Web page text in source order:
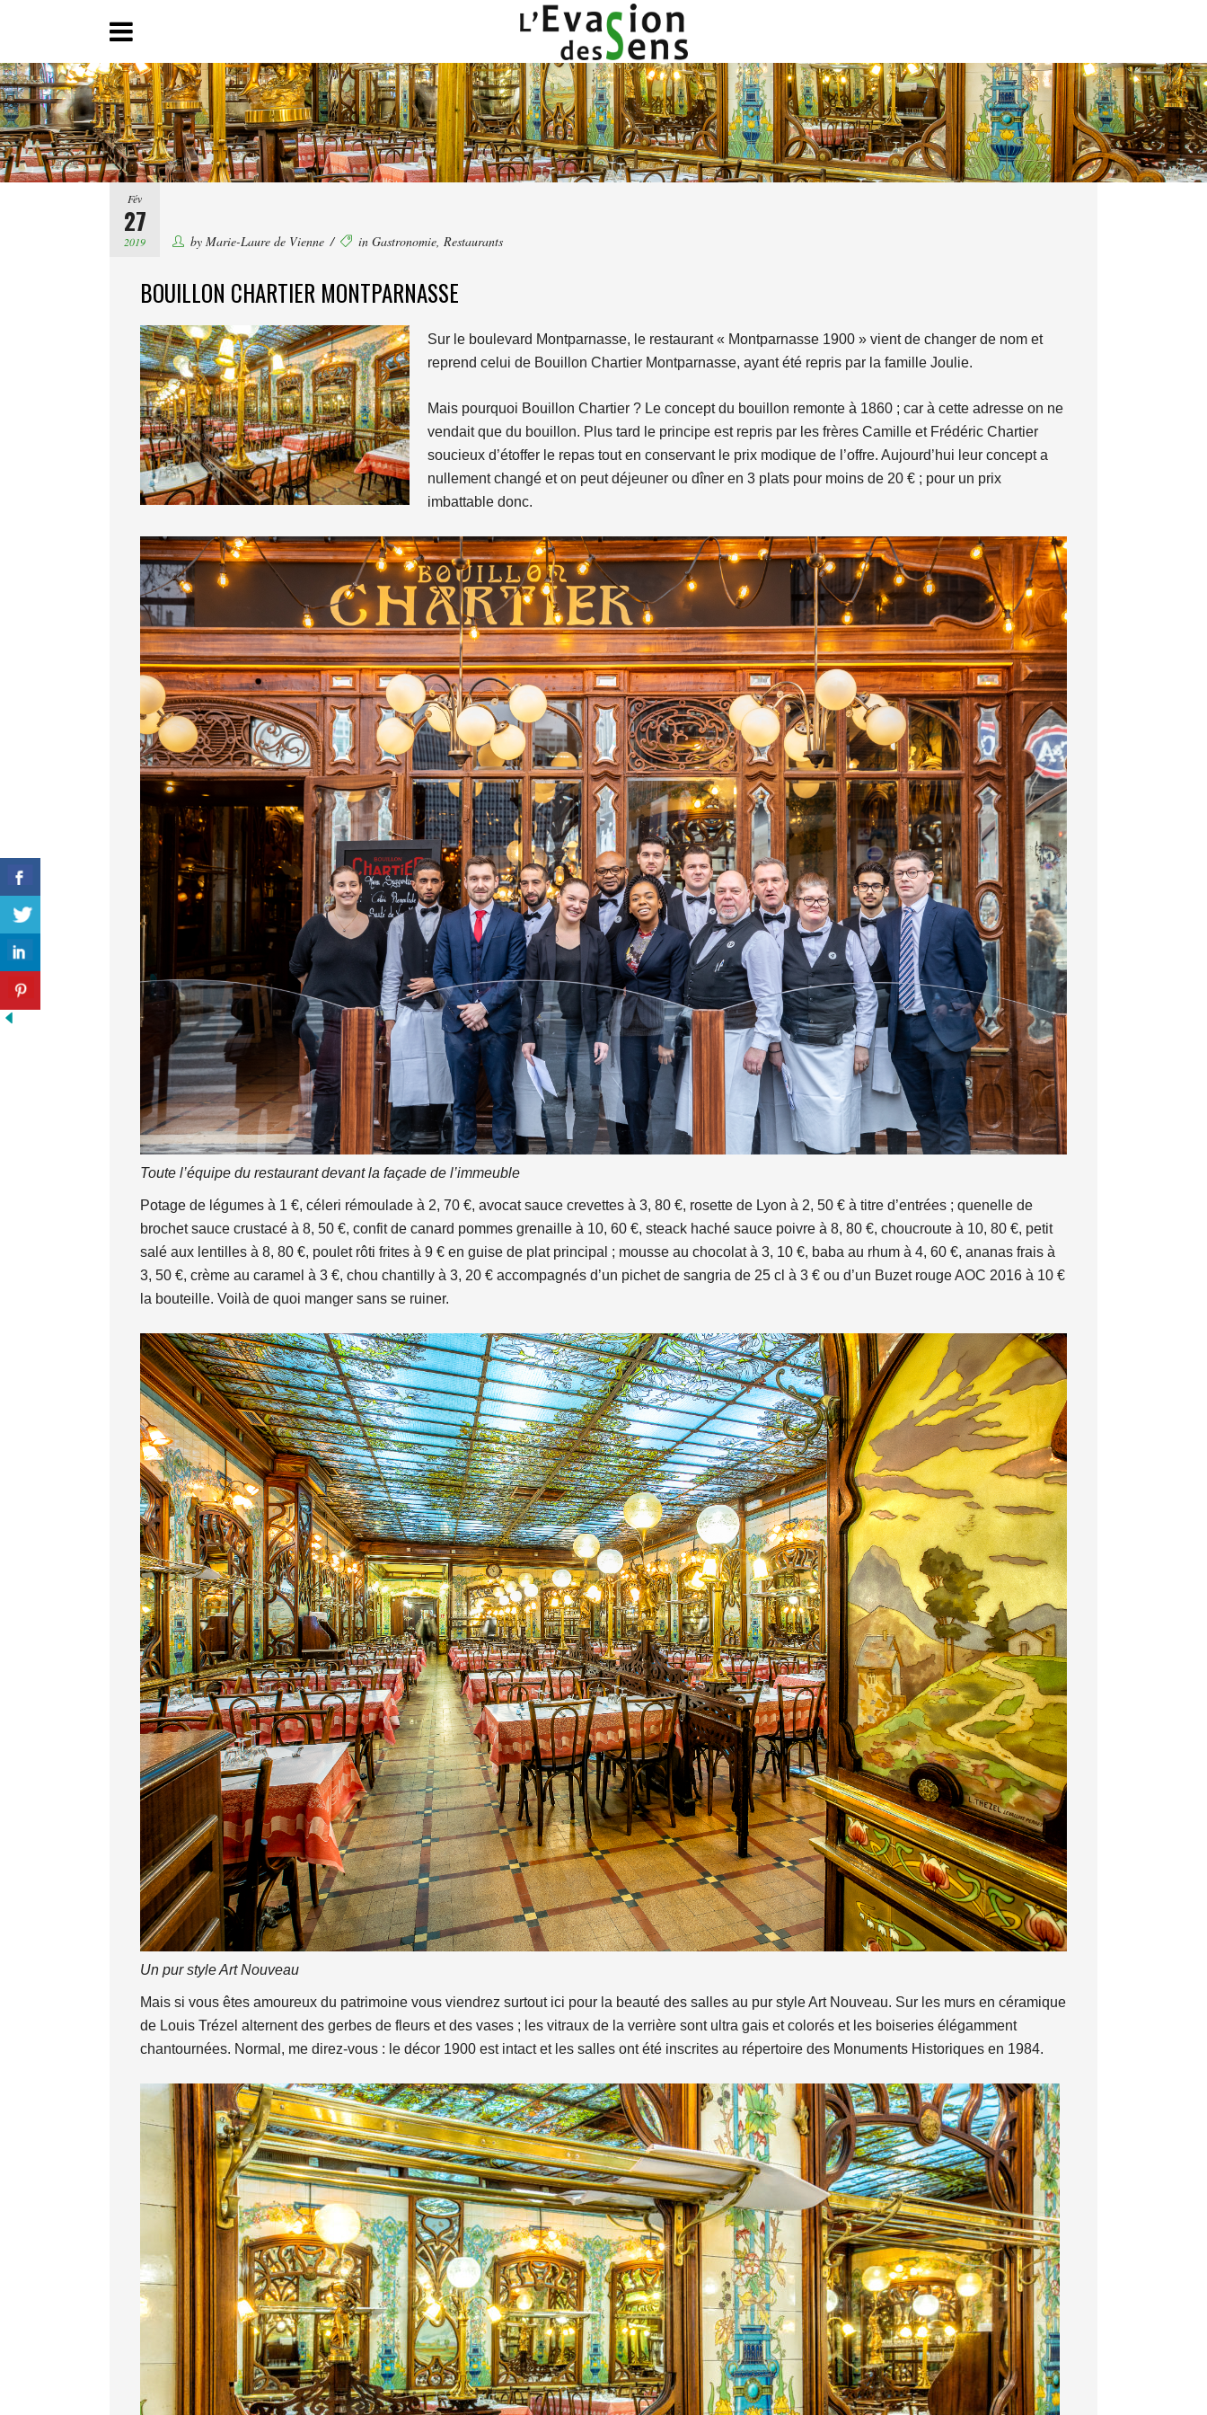
Fév
27
2019 by Marie-Laure de Vienne in Gastronomie Restaurants
BOUILLON CHARTIER MONTPARNASSE
Sur le boulevard Montparnasse, le restaurant « Montparnasse 1900 » vient de changer de nom et
reprend celui de Bouillon Chartier Montparnasse, ayant été repris par la famille Joulie.
Mais pourquoi Bouillon Chartier ? Le concept du bouillon remonte à 1860 ; car à cette adresse on ne
vendait que du bouillon. Plus tard le principe est repris par les frères Camille et Frédéric Chartier
soucieux d’étoffer le repas tout en conservant le prix modique de l’offre. Aujourd’hui leur concept a
nullement changé et on peut déjeuner ou dîner en 3 plats pour moins de 20 € ; pour un prix
imbattable donc.
Toute l’équipe du restaurant devant la façade de l’immeuble
Potage de légumes à 1 €, céleri rémoulade à 2, 70 €, avocat sauce crevettes à 3, 80 €, rosette de Lyon à 2, 50 € à titre d’entrées ; quenelle de
brochet sauce crustacé à 8, 50 €, confit de canard pommes grenaille à 10, 60 €, steack haché sauce poivre à 8, 80 €, choucroute à 10, 80 €, petit
salé aux lentilles à 8, 80 €, poulet rôti frites à 9 € en guise de plat principal ; mousse au chocolat à 3, 10 €, baba au rhum à 4, 60 €, ananas frais à
3, 50 €, crème au caramel à 3 €, chou chantilly à 3, 20 € accompagnés d’un pichet de sangria de 25 cl à 3 € ou d’un Buzet rouge AOC 2016 à 10 €
la bouteille. Voilà de quoi manger sans se ruiner.
Un pur style Art Nouveau
Mais si vous êtes amoureux du patrimoine vous viendrez surtout ici pour la beauté des salles au pur style Art Nouveau. Sur les murs en céramique
de Louis Trézel alternent des gerbes de fleurs et des vases ; les vitraux de la verrière sont ultra gais et colorés et les boiseries élégamment
chantournées. Normal, me direz-vous : le décor 1900 est intact et les salles ont été inscrites au répertoire des Monuments Historiques en 1984.